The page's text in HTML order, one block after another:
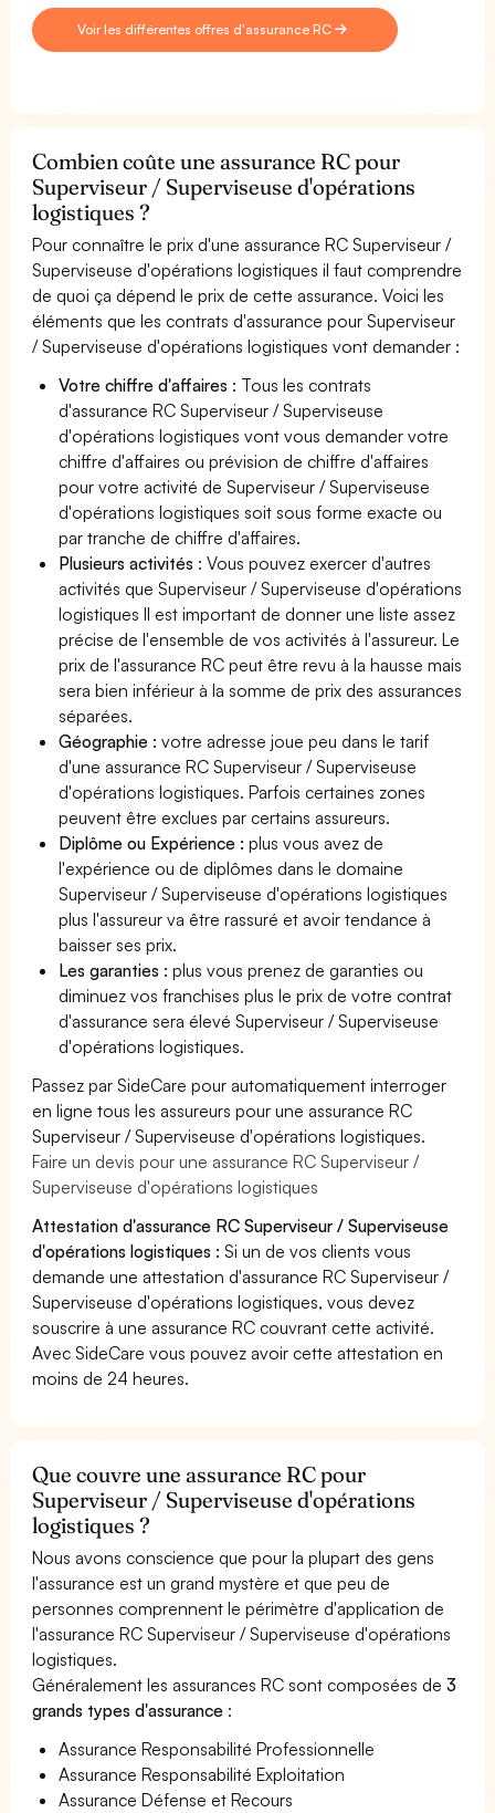
Voir les différentes offres d'assurance RC
Combien coûte une assurance RC pour
Superviseur / Superviseuse d'opérations
logistiques ?
Pour connaître le prix d'une assurance RC Superviseur /
Superviseuse d'opérations logistiques il faut comprendre
de quoi ça dépend le prix de cette assurance. Voici les
éléments que les contrats d'assurance pour Superviseur
/ Superviseuse d'opérations logistiques vont demander :
Votre chiffre d'affaires : Tous les contrats
d'assurance RC Superviseur / Superviseuse
d'opérations logistiques vont vous demander votre
chiffre d'affaires ou prévision de chiffre d'affaires
pour votre activité de Superviseur / Superviseuse
d'opérations logistiques soit sous forme exacte ou
par tranche de chiffre d'affaires.
Plusieurs activités : Vous pouvez exercer d'autres
activités que Superviseur / Superviseuse d'opérations
logistiques Il est important de donner une liste assez
précise de l'ensemble de vos activités à l'assureur. Le
prix de l'assurance RC peut être revu à la hausse mais
sera bien inférieur à la somme de prix des assurances
séparées.
Géographie :votre adresse joue peu dans le tarif
d'une assurance RC Superviseur / Superviseuse
d'opérations logistiques. Parfois certaines zones
peuvent être exclues par certains assureurs.
Diplôme ou Expérience :plus vous avez de
l'expérience ou de diplômes dans le domaine
Superviseur / Superviseuse d'opérations logistiques
plus l'assureur va être rassuré et avoir tendance à
baisser ses prix.
Les garanties :plus vous prenez de garanties ou
diminuez vos franchises plus le prix de votre contrat
d'assurance sera élevé Superviseur / Superviseuse
d'opérations logistiques.
Passez par SideCare pour automatiquement interroger
en ligne tous les assureurs pour une assurance RC
Superviseur / Superviseuse d'opérations logistiques.
Faire un devis pour une assurance RC Superviseur /
Superviseuse d'opérations logistiques
Attestation d'assurance RC Superviseur / Superviseuse
d'opérations logistiques : Si un de vos clients vous
demande une attestation d'assurance RC Superviseur /
Superviseuse d'opérations logistiques, vous devez
souscrire à une assurance RC couvrant cette activité.
Avec SideCare vous pouvez avoir cette attestation en
moins de 24 heures.
Que couvre une assurance RC pour
Superviseur / Superviseuse d'opérations
logistiques ?
Nous avons conscience que pour la plupart des gens
l'assurance est un grand mystère et que peu de
personnes comprennent le périmètre d'application de
l'assurance RC Superviseur / Superviseuse d'opérations
logistiques.
Généralement les assurances RC sont composées de3
grands types d'assurance :
Assurance Responsabilité Professionnelle
Assurance Responsabilité Exploitation
Assurance Défense et Recours